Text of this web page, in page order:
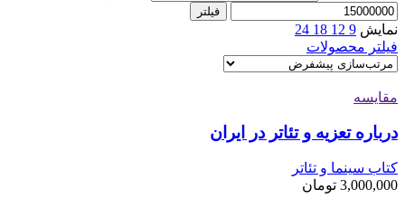
فیلتر
نمایش 9
12
18
24
فیلتر محصولات
مقایسه
درباره تعزیه و تئاتر در ایران
کتاب سینما و تئاتر
3,000,000 تومان